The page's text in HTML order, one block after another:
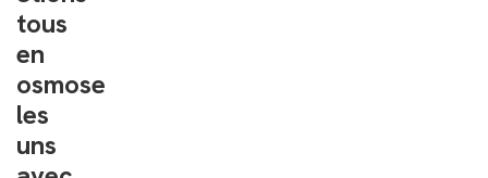
tous
en
osmose
les
uns